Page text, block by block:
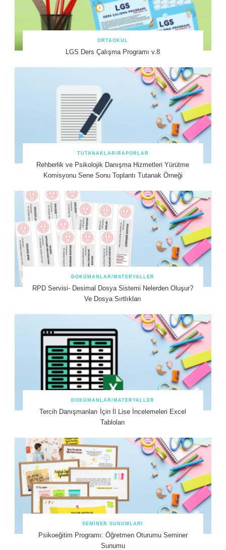
ORTAOKUL
LGS Ders Çalışma Programı v.8
TUTANAKLAR/RAPORLAR
Rehberlik ve Psikolojik Danışma Hizmetleri Yürütme
Komisyonu Sene Sonu Toplantı Tutanak Örneği
DOKÜMANLAR/MATERYALLER
RPD Servisi- Desimal Dosya Sistemi Nelerden Oluşur?
Ve Dosya Sırtlıkları
DOKÜMANLAR/MATERYALLER
Tercih Danışmanları İçin İl Lise İncelemeleri Excel
Tabloları
SEMINER SUNUMLARI
Psikoeğitim Programı: Öğretmen Oturumu Seminer
Sunumu